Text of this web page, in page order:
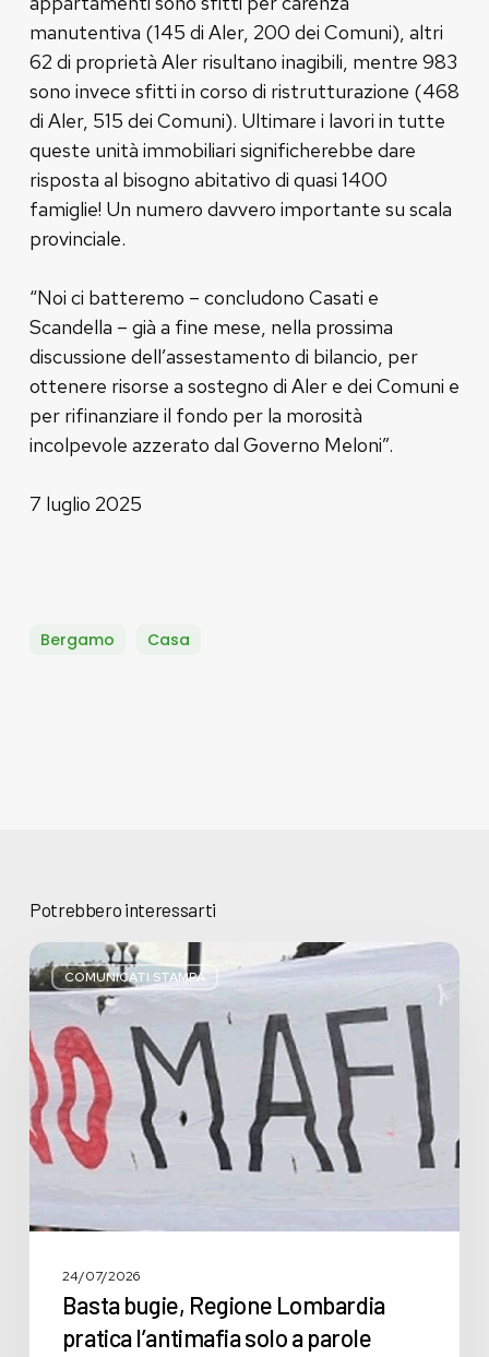
manutentiva (145 di Aler, 200 dei Comuni), altri
62 di proprietà Aler risultano inagibili, mentre 983
sono invece sfitti in corso di ristrutturazione (468
di Aler, 515 dei Comuni). Ultimare i lavori in tutte
queste unità immobiliari significherebbe dare
risposta al bisogno abitativo di quasi 1400
famiglie! Un numero davvero importante su scala
provinciale.
“Noi ci batteremo – concludono Casati e
Scandella – già a fine mese, nella prossima
discussione dell’assestamento di bilancio, per
ottenere risorse a sostegno di Aler e dei Comuni e
per rifinanziare il fondo per la morosità
incolpevole azzerato dal Governo Meloni”.
7 luglio 2025
Bergamo Casa
Potrebbero interessarti
COMUNICATI STAMPA
Basta
bugie,
Regione
Lombardia
pratica
l’antimafia
solo
a
parole
24/07/2026
Basta bugie, Regione Lombardia
pratica l’antimafia solo a parole